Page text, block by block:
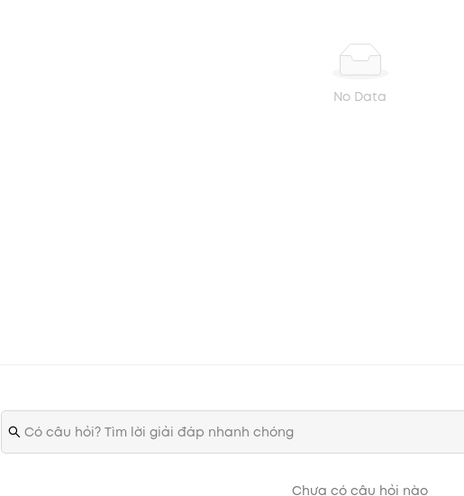
Có tính năng làm dịu,
Làm săn chắc, se
No Data
Chưa có câu hỏi nào